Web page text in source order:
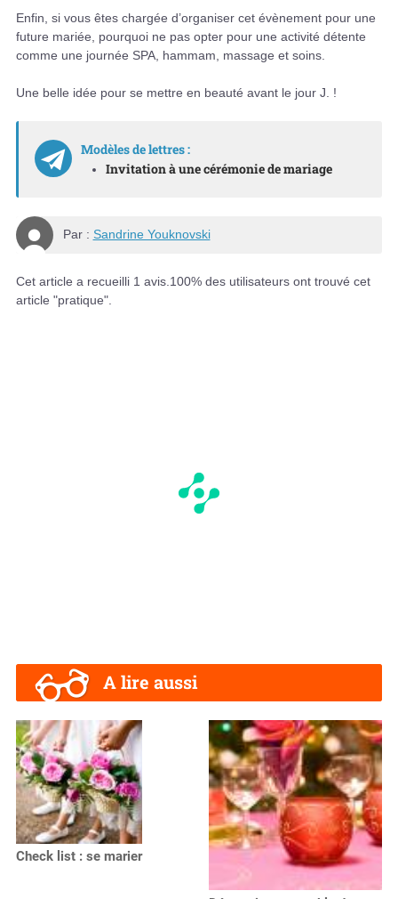
Enfin, si vous êtes chargée d’organiser cet évènement pour une
future mariée, pourquoi ne pas opter pour une activité détente
comme une journée SPA, hammam, massage et soins.
Une belle idée pour se mettre en beauté avant le jour J. !
Modèles de lettres :
Invitation à une cérémonie de mariage
Par : Sandrine Youknovski
Cet article a recueilli 1 avis. 100% des utilisateurs ont trouvé cet
article "pratique".
A lire aussi
Check list : se marier